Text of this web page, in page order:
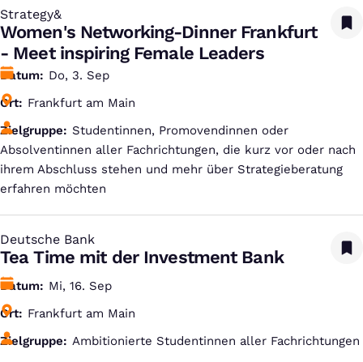
Strategy&
:
Women's Networking-Dinner Frankfurt
- Meet inspiring Female Leaders
Datum
Do, 3. Sep
Ort
Frankfurt am Main
Zielgruppe
Studentinnen, Promovendinnen oder
Absolventinnen aller Fachrichtungen, die kurz vor oder nach
ihrem Abschluss stehen und mehr über Strategieberatung
erfahren möchten
Deutsche Bank
:
Tea Time mit der Investment Bank
Datum
Mi, 16. Sep
Ort
Frankfurt am Main
Zielgruppe
Ambitionierte Studentinnen aller Fachrichtungen